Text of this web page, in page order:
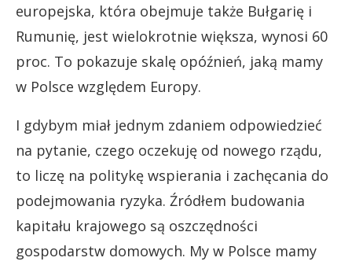
europejska, która obejmuje także Bułgarię i
Rumunię, jest wielokrotnie większa, wynosi 60
proc. To pokazuje skalę opóźnień, jaką mamy
w Polsce względem Europy.
I gdybym miał jednym zdaniem odpowiedzieć
na pytanie, czego oczekuję od nowego rządu,
to liczę na politykę wspierania i zachęcania do
podejmowania ryzyka. Źródłem budowania
kapitału krajowego są oszczędności
gospodarstw domowych. My w Polsce mamy